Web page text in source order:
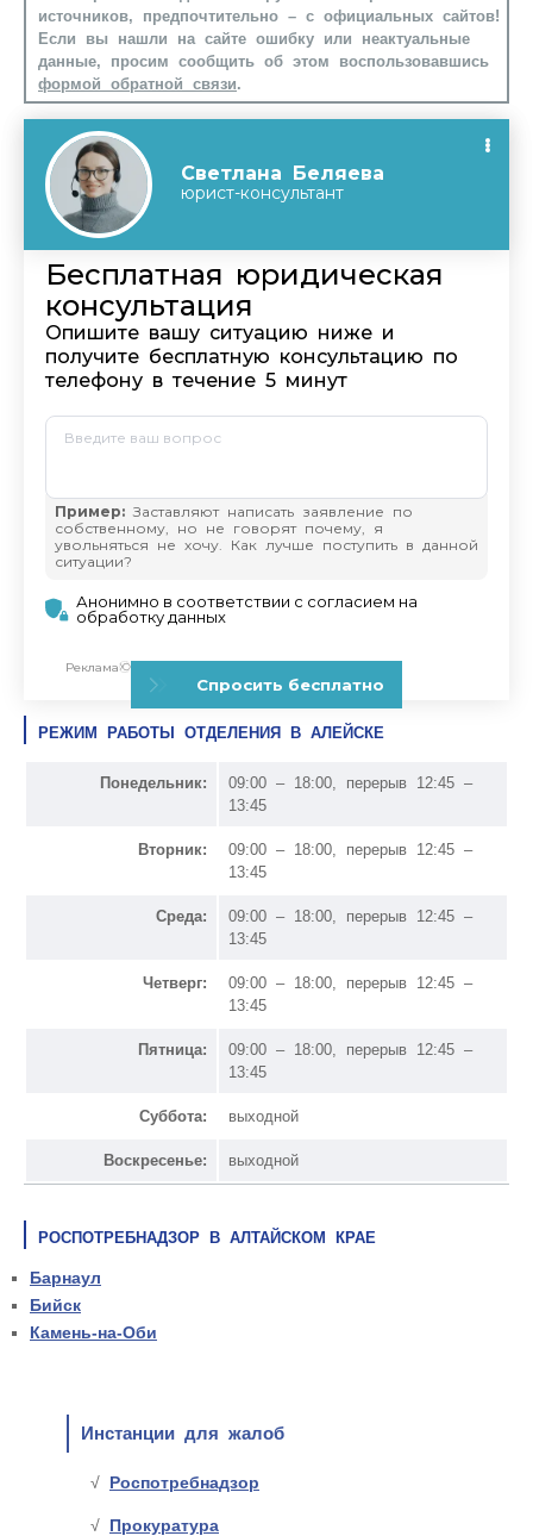
источников, предпочтительно – с официальных сайтов!
Если вы нашли на сайте ошибку или неактуальные
данные, просим сообщить об этом воспользовавшись
формой обратной связи.
РЕЖИМ РАБОТЫ ОТДЕЛЕНИЯ В АЛЕЙСКЕ
Понедельник:
09:00 – 18:00, перерыв 12:45 –
13:45
Вторник:
09:00 – 18:00, перерыв 12:45 –
13:45
Среда:
09:00 – 18:00, перерыв 12:45 –
13:45
Четверг:
09:00 – 18:00, перерыв 12:45 –
13:45
Пятница:
09:00 – 18:00, перерыв 12:45 –
13:45
Суббота: выходной
Воскресенье: выходной
РОСПОТРЕБНАДЗОР В АЛТАЙСКОМ КРАЕ
Барнаул
Бийск
Камень-на-Оби
Инстанции для жалоб
Роспотребнадзор
Прокуратура